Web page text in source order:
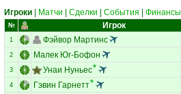
Игроки
Матчи Сделки События Финансы
№ Игрок
1 Фэйвор Мартинс
2 Малек Юг-Бофон
3 Унаи Нуньес
4 Гэвин Гарнетт